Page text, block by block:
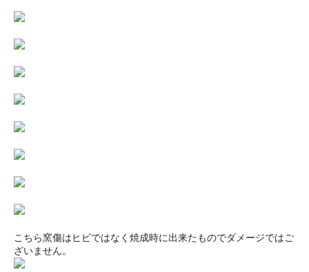
こちら窯傷はヒビではなく焼成時に出来たものでダメージではご
ざいません。